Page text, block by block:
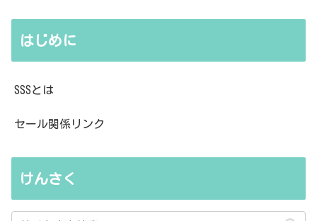
はじめに
SSSとは
セール関係リンク
けんさく